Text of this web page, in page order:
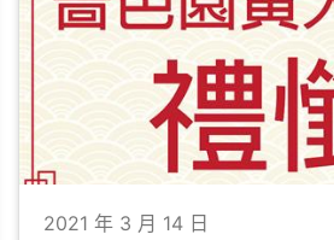
2021 年 3 月 14 日